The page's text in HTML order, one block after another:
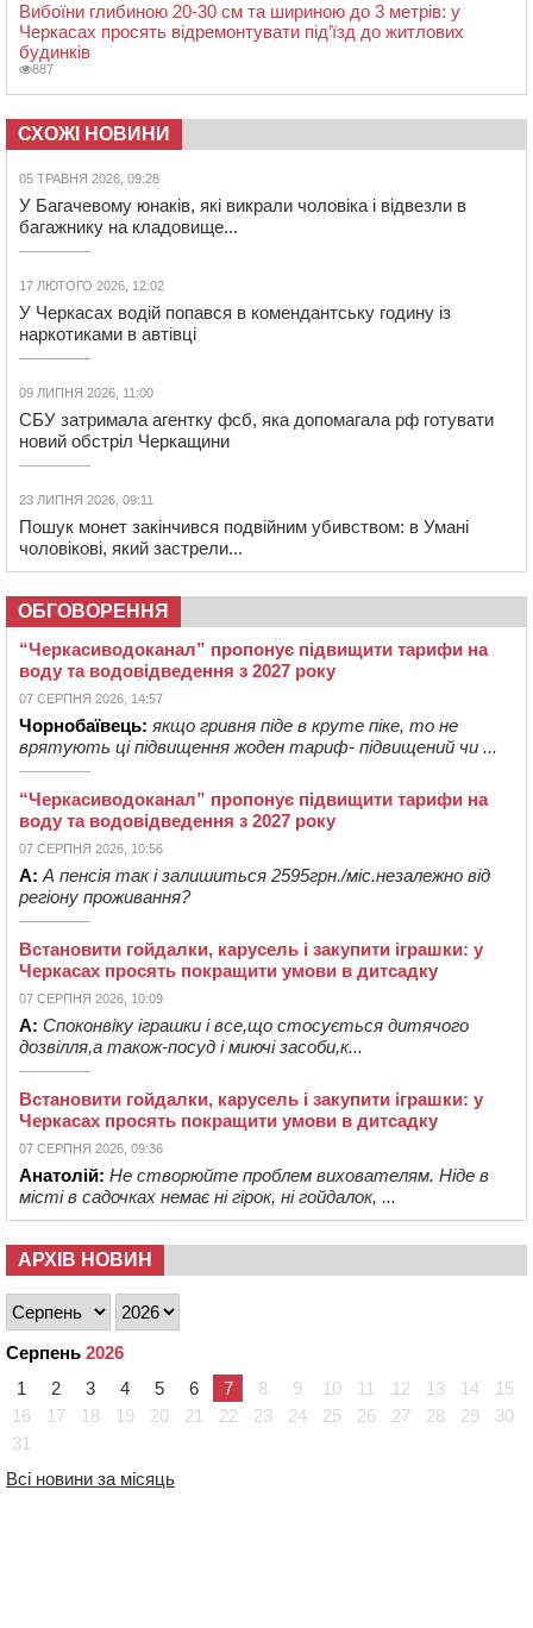
Вибоїни глибиною 20-30 см та шириною до 3 метрів: у
Черкасах просять відремонтувати під’їзд до житлових
будинків
887
СХОЖІ НОВИНИ
05 ТРАВНЯ 2026, 09:28
У Багачевому юнаків, які викрали чоловіка і відвезли в
багажнику на кладовище...
17 ЛЮТОГО 2026, 12:02
У Черкасах водій попався в комендантську годину із
наркотиками в автівці
09 ЛИПНЯ 2026, 11:00
СБУ затримала агентку фсб, яка допомагала рф готувати
новий обстріл Черкащини
23 ЛИПНЯ 2026, 09:11
Пошук монет закінчився подвійним убивством: в Умані
чоловікові, який застрели...
ОБГОВОРЕННЯ
“Черкасиводоканал” пропонує підвищити тарифи на
воду та водовідведення з 2027 року
07 СЕРПНЯ 2026, 14:57
Чорнобаївець: якщо гривня піде в круте піке, то не
врятують ці підвищення жоден тариф- підвищений чи ...
“Черкасиводоканал” пропонує підвищити тарифи на
воду та водовідведення з 2027 року
07 СЕРПНЯ 2026, 10:56
А: А пенсія так і залишиться 2595грн./міс.незалежно від
регіону проживання?
Встановити гойдалки, карусель і закупити іграшки: у
Черкасах просять покращити умови в дитсадку
07 СЕРПНЯ 2026, 10:09
А: Споконвіку іграшки і все,що стосується дитячого
дозвілля,а також-посуд і миючі засоби,к...
Встановити гойдалки, карусель і закупити іграшки: у
Черкасах просять покращити умови в дитсадку
07 СЕРПНЯ 2026, 09:36
Анатолій: Не створюйте проблем вихователям. Ніде в
місті в садочках немає ні гірок, ні гойдалок, ...
АРХІВ НОВИН
Серпень 2026
1
2 3 4 5 6 7 8 9 10 11 12 13 14
15
16
17 18 19 20 21 22 23 24 25 26 27 28 29
30
31
Всі новини за місяць